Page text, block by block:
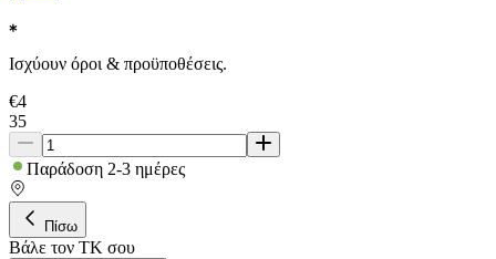
Ισχύουν όροι & προϋποθέσεις.
€4
35
Παράδοση 2-3 ημέρες
Πίσω
Βάλε τον ΤΚ σου